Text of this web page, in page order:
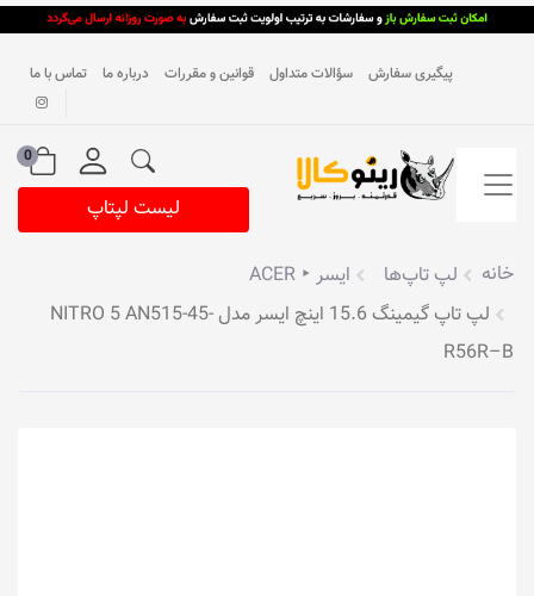
پیگیری سفارش سؤالات متداول قوانین و مقررات درباره ما تماس با ما
0
لیست لپتاپ
خانه لپ تاپ‌ها
ایسر ‣ ACER
لپ تاپ گیمینگ 15.6 اینچ ایسر مدل NITRO 5 AN515-45-
R56R–B